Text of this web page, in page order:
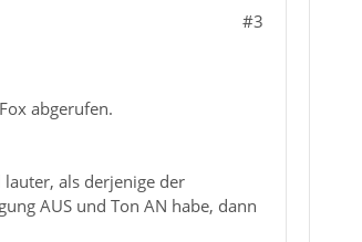
#3
abgerufen.
lauter, als derjenige der
AUS und Ton AN habe, dann